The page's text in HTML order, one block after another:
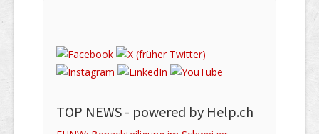
TOP NEWS - powered by Help.ch